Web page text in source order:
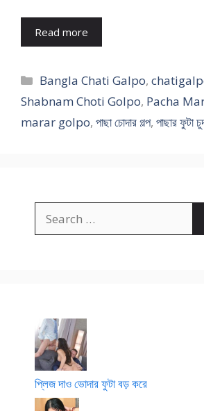
Read more
Categories
Bangla Chati Galpo,
Shabnam Choti Golpo, Pacha
marar golpo, পাছা চোদার গল্প, পাছার ফুটা
for:
প্লিজ দাও ভোদার ফুটা বড় করে